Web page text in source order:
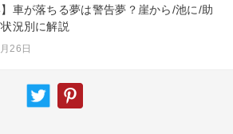
】車が落ちる夢は警告夢？崖から/池に/助
況別に解説
26日